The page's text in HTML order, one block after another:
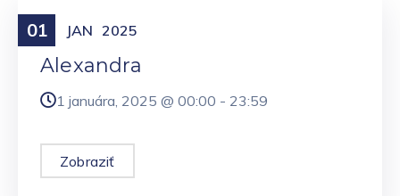
01 JAN 2025
Meniny
Alexandra
1 januára, 2025 @ 00:00 - 23:59
Zobraziť